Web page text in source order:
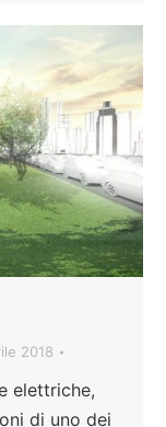
2018
elettriche,
di uno dei